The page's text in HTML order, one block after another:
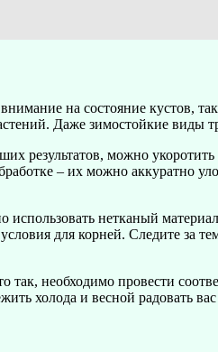
на состояние кустов, так
Даже зимостойкие виды
результатов, можно
– их можно аккуратно
нетканый
для корней. Следите за
так, необходимо провести
холода и весной радовать